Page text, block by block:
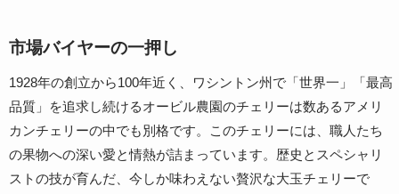
市場バイヤーの一押し
1928年の創立から100年近く、ワシントン州で「世界一」「最高
品質」を追求し続けるオービル農園のチェリーは数あるアメリ
カンチェリーの中でも別格です。このチェリーには、職人たち
の果物への深い愛と情熱が詰まっています。歴史とスペシャリ
ストの技が育んだ、今しか味わえない贅沢な大玉チェリーで